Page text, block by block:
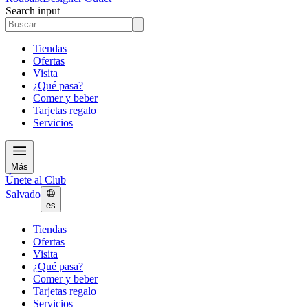
Search input
Tiendas
Ofertas
Visita
¿Qué pasa?
Comer y beber
Tarjetas regalo
Servicios
Más
Únete al Club
Salvado
es
Tiendas
Ofertas
Visita
¿Qué pasa?
Comer y beber
Tarjetas regalo
Servicios